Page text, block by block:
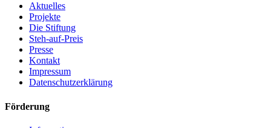
Aktuelles
Projekte
Die Stiftung
Steh-auf-Preis
Presse
Kontakt
Impressum
Datenschutzerklärung
Förderung